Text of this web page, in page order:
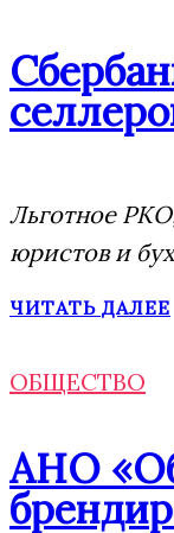
Льготное
юристов и
ЧИТАТЬ ДАЛЕЕ
ОБЩЕСТВО
АНО